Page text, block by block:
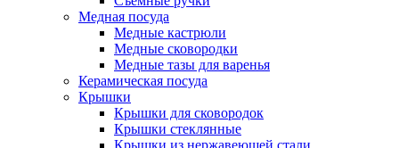
Медная посуда
Медные кастрюли
Медные сковородки
Медные тазы для варенья
Керамическая посуда
Крышки
Крышки для сковородок
Крышки стеклянные
Крышки из нержавеющей стали